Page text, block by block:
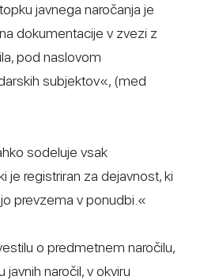
javnega naročanja je
dokumentacije v zvezi z
pod naslovom
subjektov«, (med
sodeluje vsak
je registriran za dejavnost, ki
prevzema v ponudbi.«
o predmetnem naročilu,
naročil, v okviru